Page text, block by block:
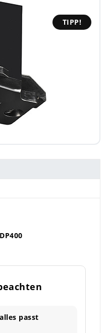
TIPP!
passt